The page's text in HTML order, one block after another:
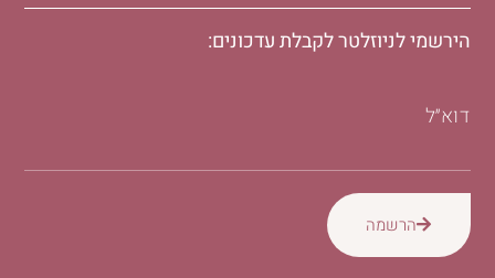
הירשמי לניוזלטר לקבלת עדכונים:
דוא״ל
הרשמה